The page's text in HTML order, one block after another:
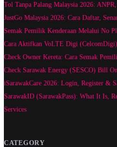
Tol Tanpa Palang Malaysia 2026:
JustGo Malaysia 2026: Cara Daftar,
Semak Pemilik Kenderaan Melalui No
Cara Aktifkan VoLTE Digi
Check Owner Kereta: Cara Semak
Check Sarawak Energy (SESCO) Bill
iSarawakCare 2026: Login, Register &
SarawakID (SarawakPass): What It Is,
Services
CATEGORY